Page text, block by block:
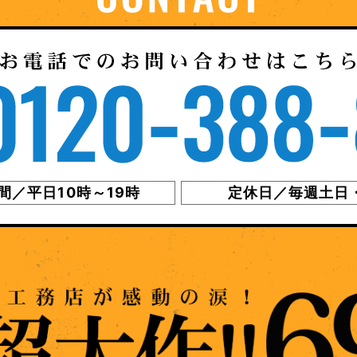
／平日10時～19時 定休日／毎週土日